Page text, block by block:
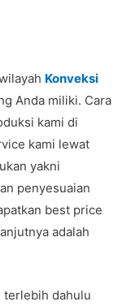
Konveksi
Anda miliki. Cara
kami di
kami lewat
yakni
penyesuaian
best price
adalah
terlebih dahulu